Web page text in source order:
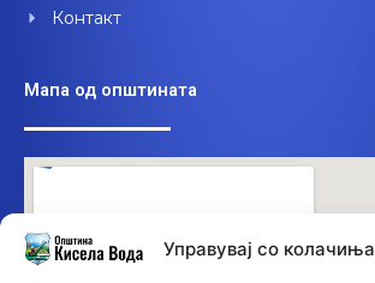
Управувај со колачиња
Контакт
Мапа од општината